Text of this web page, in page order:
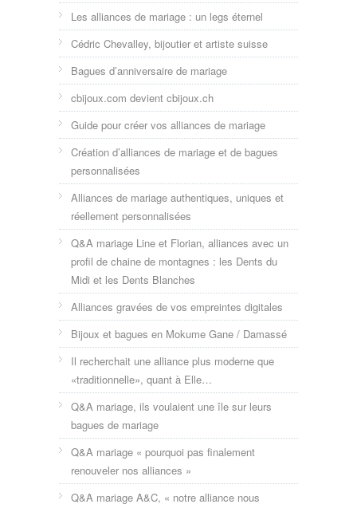
Les alliances de mariage : un legs éternel
Cédric Chevalley, bijoutier et artiste suisse
Bagues d’anniversaire de mariage
cbijoux.com devient cbijoux.ch
Guide pour créer vos alliances de mariage
Création d’alliances de mariage et de bagues
personnalisées
Alliances de mariage authentiques, uniques et
réellement personnalisées
Q&A mariage Line et Florian, alliances avec un
profil de chaine de montagnes : les Dents du
Midi et les Dents Blanches
Alliances gravées de vos empreintes digitales
Bijoux et bagues en Mokume Gane / Damassé
Il recherchait une alliance plus moderne que
«traditionnelle», quant à Elle…
Q&A mariage, ils voulaient une île sur leurs
bagues de mariage
Q&A mariage « pourquoi pas finalement
renouveler nos alliances »
Q&A mariage A&C, « notre alliance nous